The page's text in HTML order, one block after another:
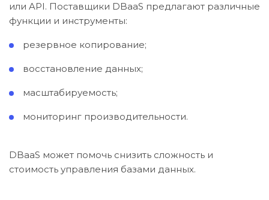
или API. Поставщики DBaaS предлагают различные
функции и инструменты:
резервное копирование;
восстановление данных;
масштабируемость;
мониторинг производительности.
DBaaS может помочь снизить сложность и
стоимость управления базами данных.